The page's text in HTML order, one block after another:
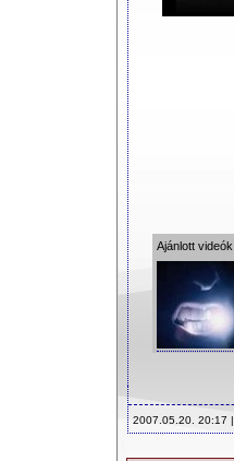
Ajánlott videók
2007.05.20. 20:17 |